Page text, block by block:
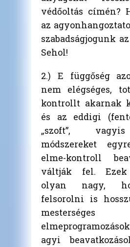
védőoltás címén?
az
szabadságjogunk
Sehol!
2.) E függőség
nem elégséges,
kontrollt akarnak
és az eddigi
„szoft”,
módszereket
elme-kontroll
váltják fel. Ezek
olyan nagy,
felsorolni is
mesterséges
agyi